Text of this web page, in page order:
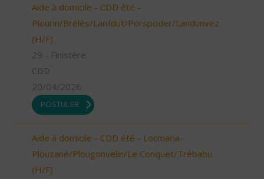
Aide à domicile - CDD été -
Plourin/Brélès/Lanildut/Porspoder/Landunvez
(H/F)
29 - Finistère
CDD
20/04/2026
POSTULER
Aide à domicile - CDD été - Locmaria-
Plouzané/Plougonvelin/Le Conquet/Trébabu
(H/F)